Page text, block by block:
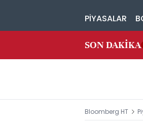
PİYASALAR
SON DAKİKA
Bloomberg HT